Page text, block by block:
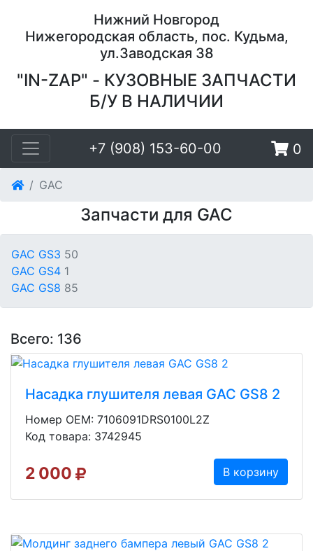
Нижний Новгород
Нижегородская область, пос. Кудьма,
ул.Заводская 38
"IN-ZAP" - КУЗОВНЫЕ ЗАПЧАСТИ
Б/У В НАЛИЧИИ
+7 (908) 153-60-00 0
GAC
Запчасти для GAC
GAC GS3 50
GAC GS4 1
GAC GS8 85
Всего: 136
Насадка глушителя левая GAC GS8 2
Номер OEM: 7106091DRS0100L2Z
Код товара: 3742945
2 000 В корзину